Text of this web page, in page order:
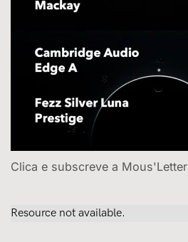
Clica e subscreve a Mous'Letter